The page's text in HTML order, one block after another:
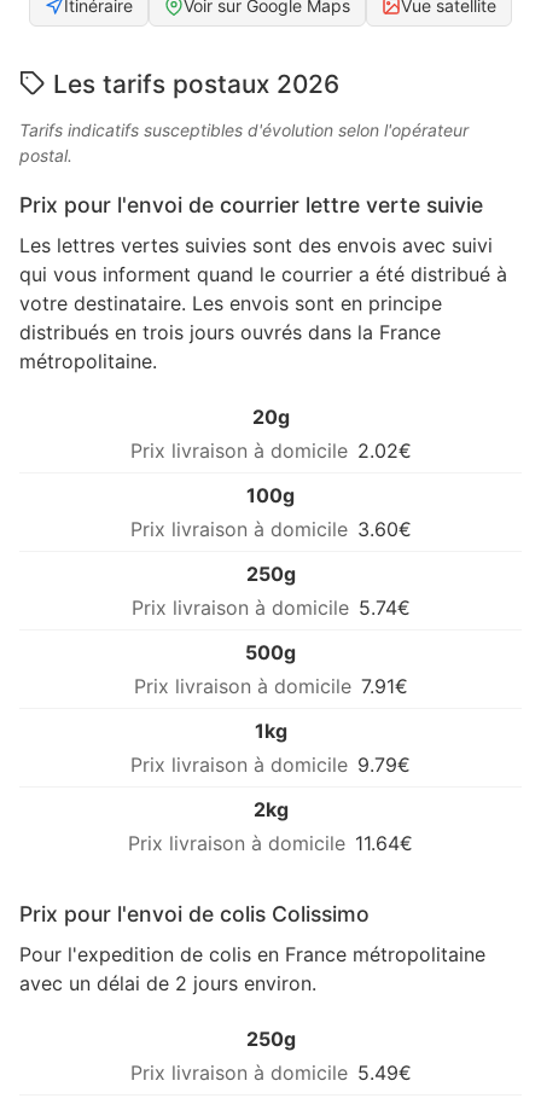
Itinéraire Voir sur Google Maps Vue satellite
Les tarifs postaux 2026
Tarifs indicatifs susceptibles d'évolution selon l'opérateur
postal.
Prix pour l'envoi de courrier lettre verte suivie
Les lettres vertes suivies sont des envois avec suivi
qui vous informent quand le courrier a été distribué à
votre destinataire. Les envois sont en principe
distribués en trois jours ouvrés dans la France
métropolitaine.
20g
2.02€
100g
3.60€
250g
5.74€
500g
7.91€
1kg
9.79€
2kg
11.64€
Prix pour l'envoi de colis Colissimo
Pour l'expedition de colis en France métropolitaine
avec un délai de 2 jours environ.
250g
5.49€